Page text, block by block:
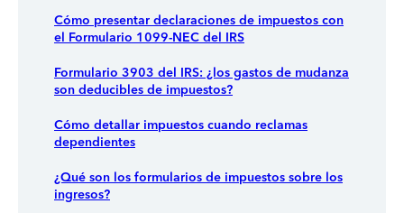
Cómo presentar declaraciones de impuestos con
el Formulario 1099-NEC del IRS
Formulario 3903 del IRS: ¿los gastos de mudanza
son deducibles de impuestos?
Cómo detallar impuestos cuando reclamas
dependientes
¿Qué son los formularios de impuestos sobre los
ingresos?